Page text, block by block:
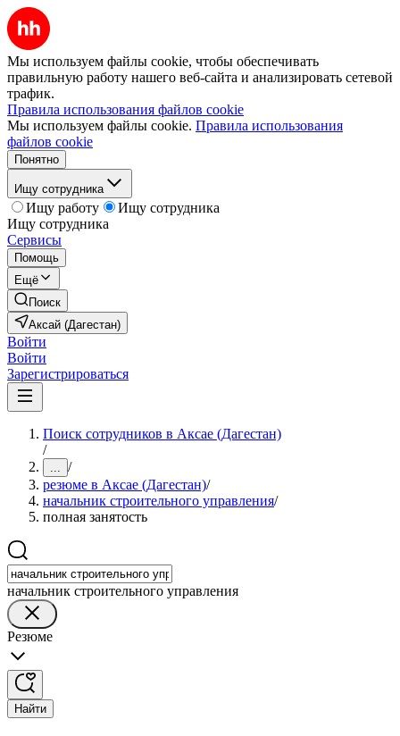
Мы используем файлы cookie, чтобы обеспечивать
правильную работу нашего веб-сайта и анализировать сетевой
трафик.
Правила использования файлов cookie
Мы используем файлы cookie. Правила использования
файлов cookie
Понятно
Ищу сотрудника
Ищу работу
Ищу сотрудника
Ищу сотрудника
Сервисы
Помощь
Ещё
Поиск
Аксай (Дагестан)
Войти
Войти
Зарегистрироваться
Поиск сотрудников в Аксае (Дагестан)
/
... /
резюме в Аксае (Дагестан)/
начальник строительного управления/
полная занятость
начальник строительного управления
Резюме
Найти